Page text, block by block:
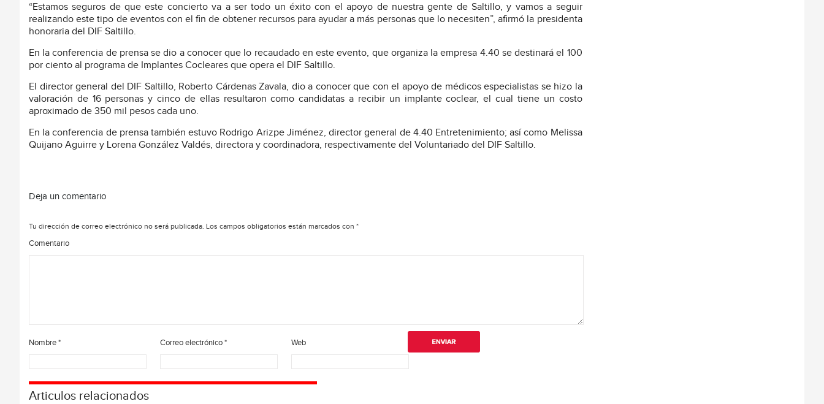
“Estamos seguros de que este concierto va a ser todo un éxito con el apoyo de nuestra gente de Saltillo, y vamos a seguir
realizando este tipo de eventos con el fin de obtener recursos para ayudar a más personas que lo necesiten”, afirmó la presidenta
honoraria del DIF Saltillo.
En la conferencia de prensa se dio a conocer que lo recaudado en este evento, que organiza la empresa 4.40 se destinará el 100
por ciento al programa de Implantes Cocleares que opera el DIF Saltillo.
El director general del DIF Saltillo, Roberto Cárdenas Zavala, dio a conocer que con el apoyo de médicos especialistas se hizo la
valoración de 16 personas y cinco de ellas resultaron como candidatas a recibir un implante coclear, el cual tiene un costo
aproximado de 350 mil pesos cada uno.
En la conferencia de prensa también estuvo Rodrigo Arizpe Jiménez, director general de 4.40 Entretenimiento; así como Melissa
Quijano Aguirre y Lorena González Valdés, directora y coordinadora, respectivamente del Voluntariado del DIF Saltillo.
Deja un comentario
Tu dirección de correo electrónico no será publicada. Los campos obligatorios están marcados con *
Comentario
Nombre* Correo electrónico* Web
Articulos relacionados